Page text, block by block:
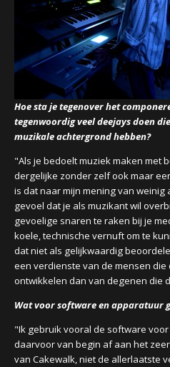
Hoe sta je tegenover het
tegenwoordig veel deejays doen
muzikale achtergrond hebben?
"Als je bedoelt muziek maken met
dergelijke zonder zelf ook maar
is dat naar mijn mening van weinig
gevoel dat je als muzikant wil
gevoelige snaren te raken bij je
koele, technische vernuft om te
dat niet als gelijkwaardig
een verdienste van de mensen
ontwikkelen dan van degenen die
Wat voor software en apparatuur
"Ik gebruik vooral de software
daarvoor van begin af aan het
van Cakewalk, niet de allerlaatste